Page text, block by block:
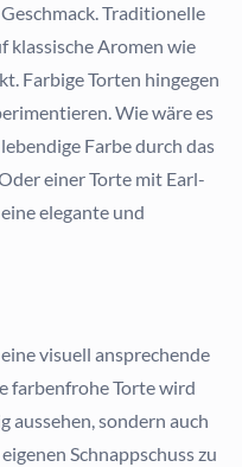
Traditionelle
klassische Aromen wie
Farbige Torten hingegen
Wie wäre es
Farbe durch das
einer Torte mit Earl-
elegante und
visuell ansprechende
farbenfrohe Torte wird
aussehen, sondern auch
Schnappschuss zu